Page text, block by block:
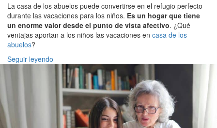
La casa de los abuelos puede convertirse en el refugio perfecto
durante las vacaciones para los niños. Es un hogar que tiene
un enorme valor desde el punto de vista afectivo. ¿Qué
ventajas aportan a los niños las vacaciones en casa de los
abuelos?
Seguir leyendo